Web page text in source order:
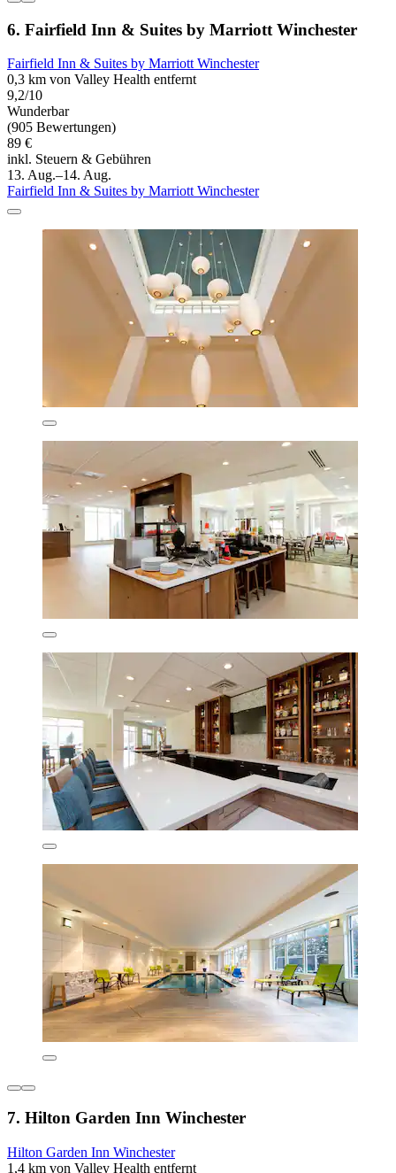
6. Fairfield Inn & Suites by Marriott Winchester
Fairfield Inn & Suites by Marriott Winchester
0,3 km von Valley Health entfernt
9,2/10
Wunderbar
(905 Bewertungen)
89 €
inkl. Steuern & Gebühren
13. Aug.–14. Aug.
Fairfield Inn & Suites by Marriott Winchester
7. Hilton Garden Inn Winchester
Hilton Garden Inn Winchester
1,4 km von Valley Health entfernt